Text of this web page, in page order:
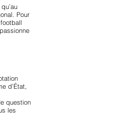
Pour
d’État,
question
les